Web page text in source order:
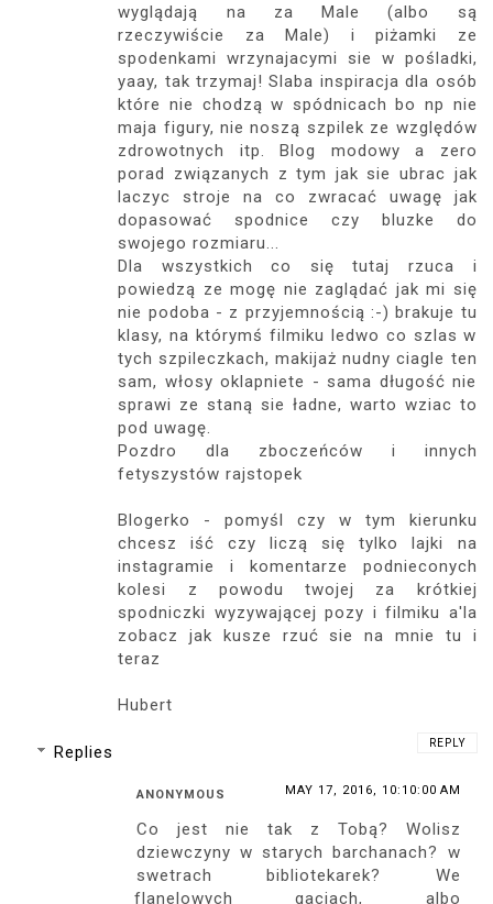
wyglądają na za Male (albo są
rzeczywiście za Male) i piżamki ze
spodenkami wrzynajacymi sie w pośladki,
yaay, tak trzymaj! Slaba inspiracja dla osób
które nie chodzą w spódnicach bo np nie
maja figury, nie noszą szpilek ze względów
zdrowotnych itp. Blog modowy a zero
porad związanych z tym jak sie ubrac jak
laczyc stroje na co zwracać uwagę jak
dopasować spodnice czy bluzke do
swojego rozmiaru...
Dla wszystkich co się tutaj rzuca i
powiedzą ze mogę nie zaglądać jak mi się
nie podoba - z przyjemnością :-) brakuje tu
klasy, na którymś filmiku ledwo co szlas w
tych szpileczkach, makijaż nudny ciagle ten
sam, włosy oklapniete - sama długość nie
sprawi ze staną sie ładne, warto wziac to
pod uwagę.
Pozdro dla zboczeńców i innych
fetyszystów rajstopek
Blogerko - pomyśl czy w tym kierunku
chcesz iść czy liczą się tylko lajki na
instagramie i komentarze podnieconych
kolesi z powodu twojej za krótkiej
spodniczki wyzywającej pozy i filmiku a'la
zobacz jak kusze rzuć sie na mnie tu i
teraz
Hubert
REPLY
Replies
ANONYMOUS MAY 17, 2016, 10:10:00 AM
Co jest nie tak z Tobą? Wolisz
dziewczyny w starych barchanach? w
swetrach bibliotekarek? We
flanelowych gaciach, albo